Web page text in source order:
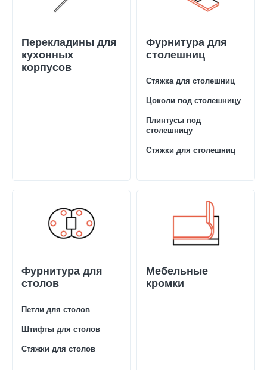
Перекладины для
кухонных
корпусов
Фурнитура для
столешниц
Стяжка для столешниц
Цоколи под столешницу
Плинтусы под
столешницу
Стяжки для столешниц
Фурнитура для
столов
Петли для столов
Штифты для столов
Стяжки для столов
Мебельные
кромки